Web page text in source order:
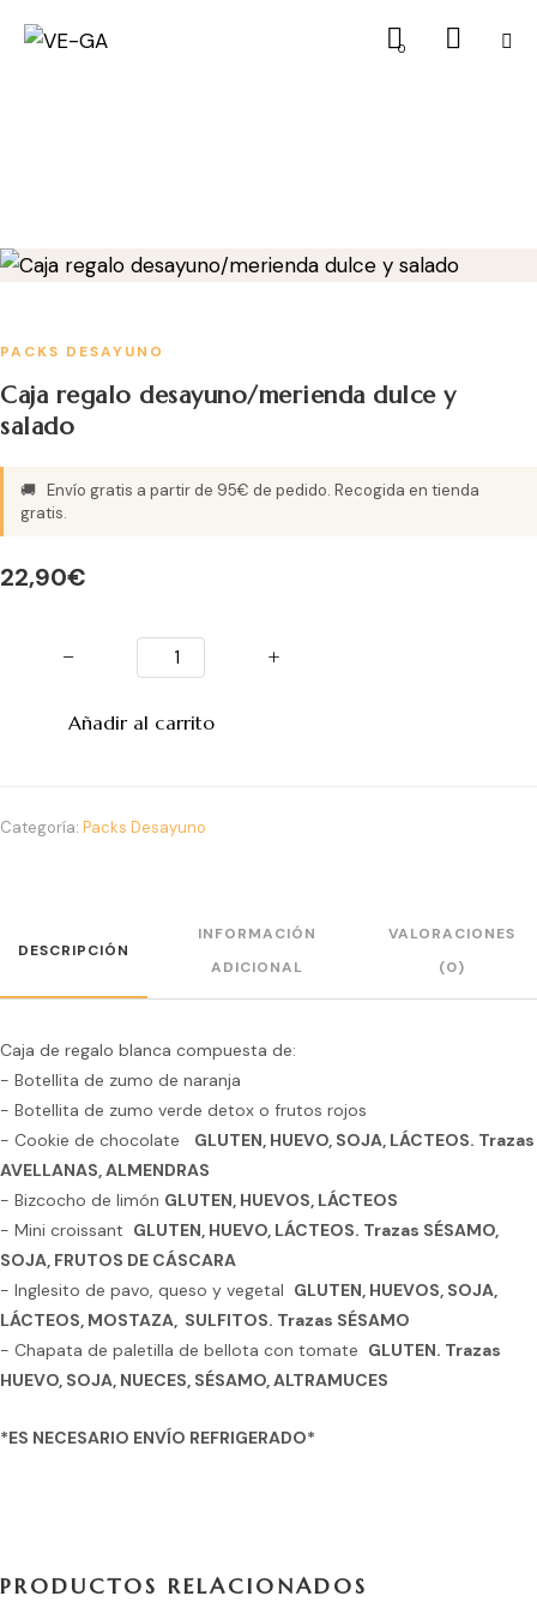
0
PACKS DESAYUNO
Caja regalo desayuno/merienda dulce y
salado
🚚 Envío gratis a partir de 95€ de pedido. Recogida en tienda
gratis.
22,90€
− +
Añadir al carrito
Categoría: Packs Desayuno
DESCRIPCIÓN
INFORMACIÓN
ADICIONAL
VALORACIONES
(0)
Caja de regalo blanca compuesta de:
- Botellita de zumo de naranja
- Botellita de zumo verde detox o frutos rojos
- Cookie de chocolate GLUTEN, HUEVO, SOJA, LÁCTEOS. Trazas
AVELLANAS, ALMENDRAS
- Bizcocho de limón GLUTEN, HUEVOS, LÁCTEOS
- Mini croissant GLUTEN, HUEVO, LÁCTEOS. Trazas SÉSAMO,
SOJA, FRUTOS DE CÁSCARA
- Inglesito de pavo, queso y vegetal GLUTEN, HUEVOS, SOJA,
LÁCTEOS, MOSTAZA, SULFITOS. Trazas SÉSAMO
- Chapata de paletilla de bellota con tomate GLUTEN. Trazas
HUEVO, SOJA, NUECES, SÉSAMO, ALTRAMUCES
*ES NECESARIO ENVÍO REFRIGERADO*
PRODUCTOS RELACIONADOS